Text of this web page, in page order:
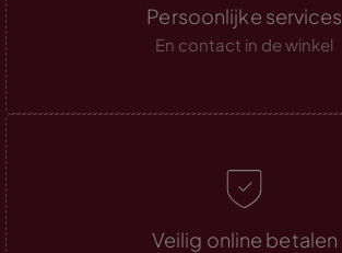
Persoonlijke services
En contact in de winkel
Veilig online betalen